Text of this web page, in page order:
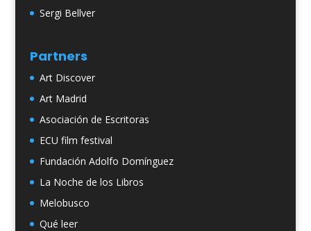
Sergi Bellver
Partners
Art Discover
Art Madrid
Asociación de Escritoras
ECU film festival
Fundación Adolfo Domínguez
La Noche de los Libros
Melobusco
Qué leer